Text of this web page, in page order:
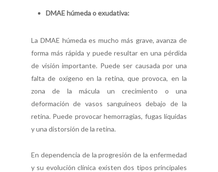
DMAE húmeda o exudativa:
La DMAE húmeda es mucho más grave, avanza de
forma más rápida y puede resultar en una pérdida
de visión importante. Puede ser causada por una
falta de oxígeno en la retina, que provoca, en la
zona de la mácula un crecimiento o una
deformación de vasos sanguíneos debajo de la
retina. Puede provocar hemorragias, fugas líquidas
y una distorsión de la retina.
En dependencia de la progresión de la enfermedad
y su evolución clínica existen dos tipos principales